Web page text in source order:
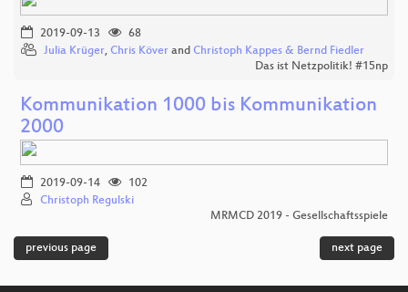
2019-09-13
68
Julia Krüger, Chris Köver and Christoph Kappes & Bernd Fiedler
Das ist Netzpolitik! #15np
Kommunikation 1000 bis Kommunikation
2000
2019-09-14
102
Christoph Regulski
MRMCD 2019 - Gesellschaftsspiele
previous page next page